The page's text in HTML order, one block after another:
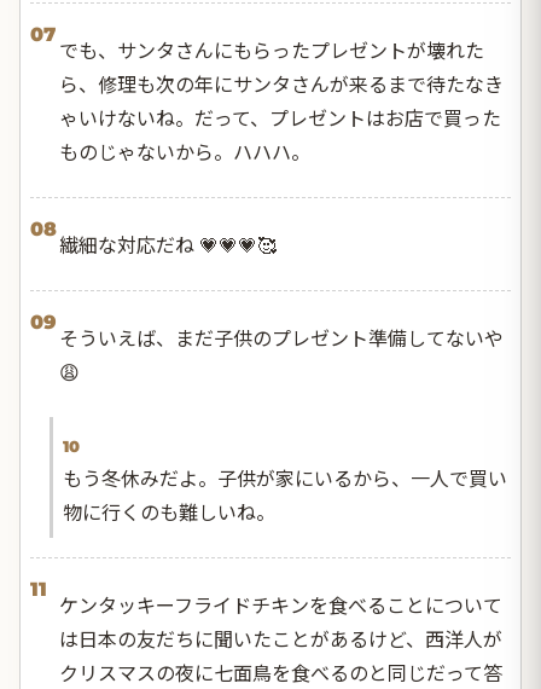
07
でも、サンタさんにもらったプレゼントが壊れた
ら、修理も次の年にサンタさんが来るまで待たなき
ゃいけないね。だって、プレゼントはお店で買った
ものじゃないから。ハハハ。
08
繊細な対応だね 💗💗💗🥰
09
そういえば、まだ子供のプレゼント準備してないや
😩
10
もう冬休みだよ。子供が家にいるから、一人で買い
物に行くのも難しいね。
11
ケンタッキーフライドチキンを食べることについて
は日本の友だちに聞いたことがあるけど、西洋人が
クリスマスの夜に七面鳥を食べるのと同じだって答